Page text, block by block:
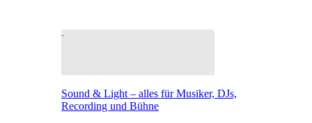
Sound & Light – alles für Musiker, DJs,
Recording und Bühne